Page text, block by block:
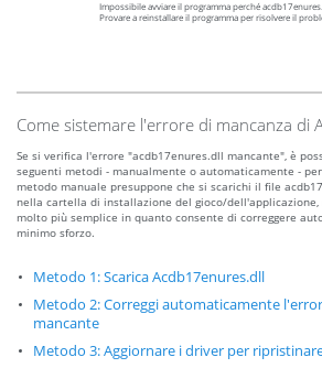
Impossibile avviare il programma perché
Provare a reinstallare il programma per risolvere il
Come sistemare l'errore di mancanza di
Se si verifica l'errore "acdb17enures.dll mancante", è
seguenti metodi - manualmente o automaticamente -
metodo manuale presuppone che si scarichi il file
nella cartella di installazione del gioco/
molto più semplice in quanto consente di correggere
minimo sforzo.
Metodo 1: Scarica Acdb17enures.dll
Metodo 2: Correggi automaticamente
mancante
Metodo 3: Aggiornare i driver per